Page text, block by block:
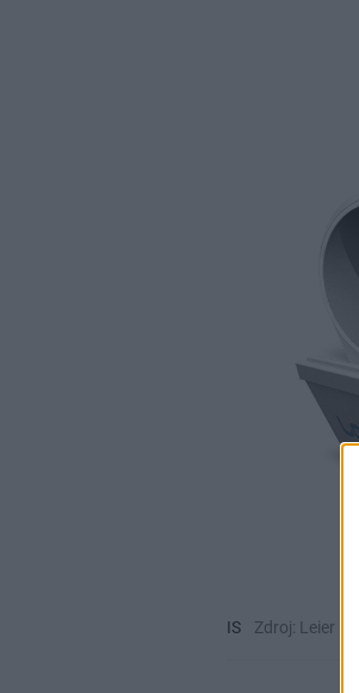
IS Zdroj: Leier